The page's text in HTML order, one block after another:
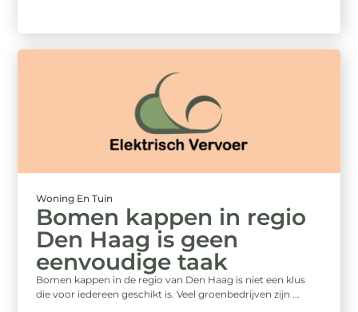
Woning En Tuin
Bomen kappen in regio
Den Haag is geen
eenvoudige taak
Bomen kappen in de regio van Den Haag is niet een klus
die voor iedereen geschikt is. Veel groenbedrijven zijn ...